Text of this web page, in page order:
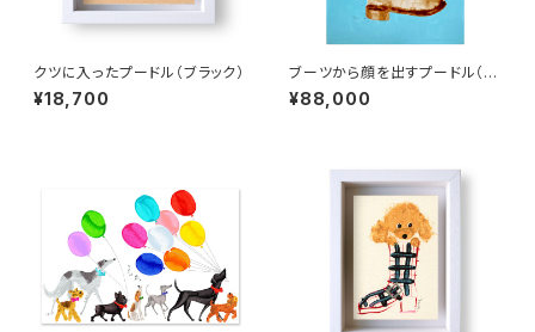
クツに入ったプードル（ブラック）
¥18,700
ブーツから顔を出すプードル（B
3）
¥88,000